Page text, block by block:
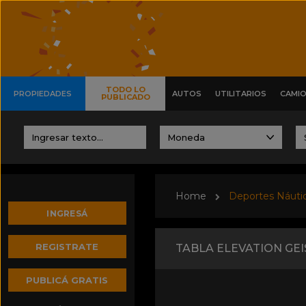
PROPIEDADES TODO LO
PUBLICADO AUTOS UTILITARIOS
INGRESÁ
REGISTRATE
PUBLICÁ GRATIS
Home Deportes
TABLA ELEVATION